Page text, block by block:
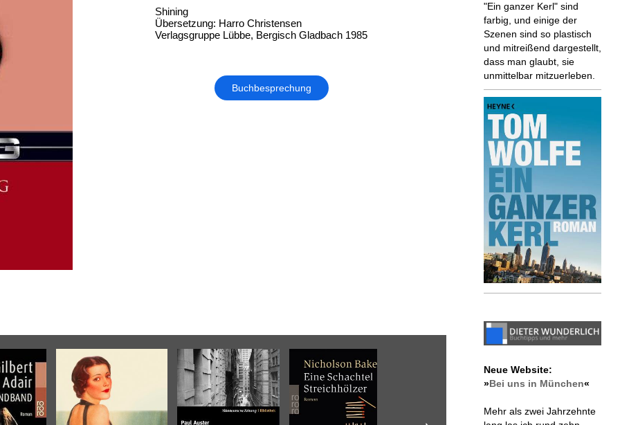
Shining
Übersetzung: Harro Christensen
Verlagsgruppe Lübbe, Bergisch Gladbach 1985
Buchbesprechung
"Ein ganzer Kerl" sind
farbig, und einige der
Szenen sind so plastisch
und mitreißend dargestellt,
dass man glaubt, sie
unmittelbar mitzuerleben.
Neue Website:
»Bei uns in München«
Mehr als zwei Jahrzehnte